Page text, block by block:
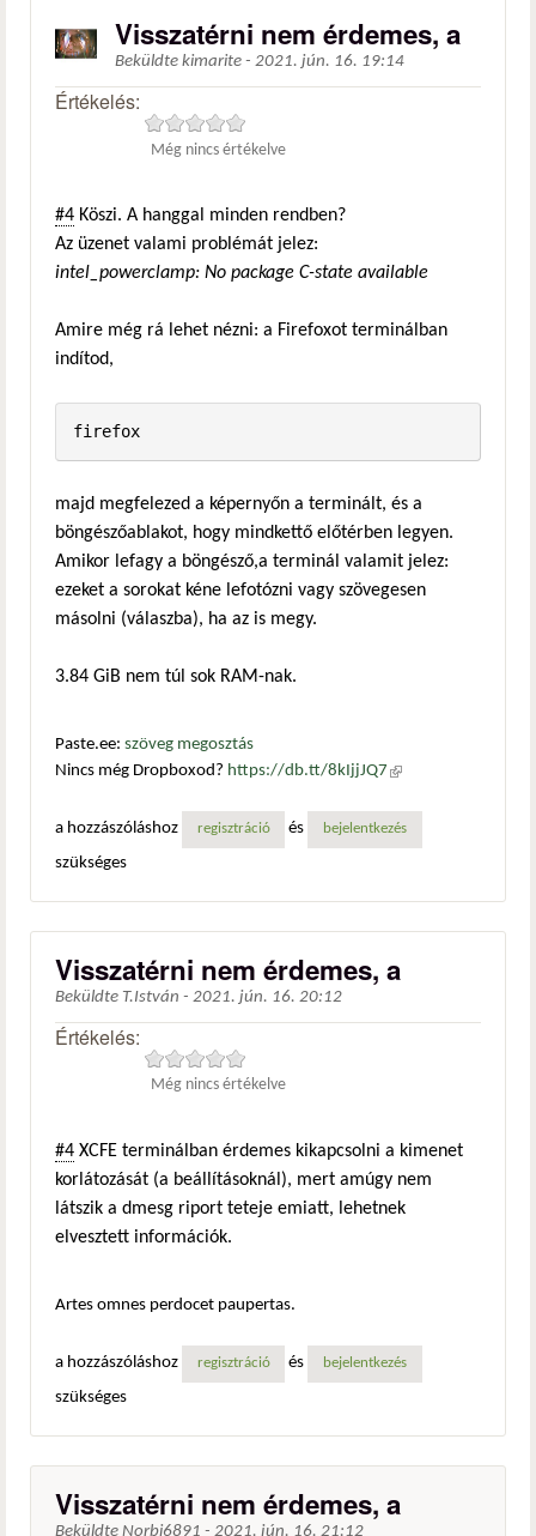
Visszatérni nem érdemes, a
Beküldte kimarite - 2021. jún. 16. 19:14
Értékelés:
Még nincs értékelve
#4 Köszi. A hanggal minden rendben?
Az üzenet valami problémát jelez:
intel_powerclamp: No package C-state available
Amire még rá lehet nézni: a Firefoxot terminálban
indítod,
firefox
majd megfelezed a képernyőn a terminált, és a
böngészőablakot, hogy mindkettő előtérben legyen.
Amikor lefagy a böngésző,a terminál valamit jelez:
ezeket a sorokat kéne lefotózni vagy szövegesen
másolni (válaszba), ha az is megy.
3.84 GiB nem túl sok RAM-nak.
Paste.ee: szöveg megosztás
Nincs még Dropboxod? https://db.tt/8kIjjJQ7 (külső
a hozzászóláshoz
regisztráció és bejelentkezés
szükséges
Visszatérni nem érdemes, a
Beküldte T.István - 2021. jún. 16. 20:12
Értékelés:
Még nincs értékelve
#4 XCFE terminálban érdemes kikapcsolni a kimenet
korlátozását (a beállításoknál), mert amúgy nem
látszik a dmesg riport teteje emiatt, lehetnek
elvesztett információk.
Artes omnes perdocet paupertas.
a hozzászóláshoz regisztráció és bejelentkezés
szükséges
Visszatérni nem érdemes, a
Beküldte Norbi6891 - 2021. jún. 16. 21:12